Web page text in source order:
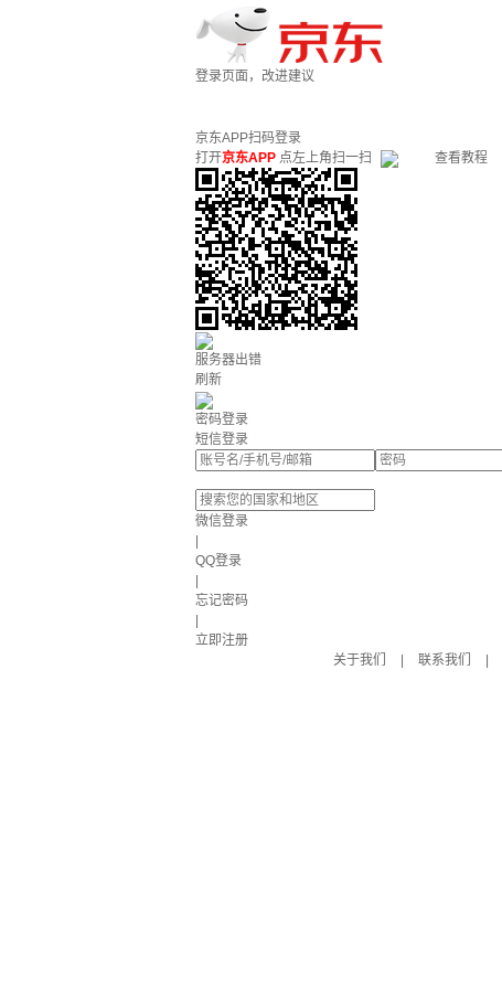
登录页面，改进建议
京东APP扫码登录
打开京东APP 点左上角扫一扫 查看教程
服务器出错
刷新
密码登录
短信登录
微信登录
QQ登录
忘记密码
立即注册
关于我们
联系我们